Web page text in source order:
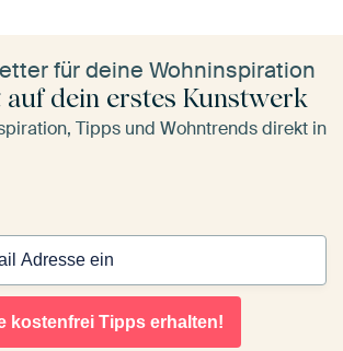
für deine Wohninspiration
auf dein erstes Kunstwerk
Tipps und Wohntrends direkt in
kostenfrei Tipps erhalten!